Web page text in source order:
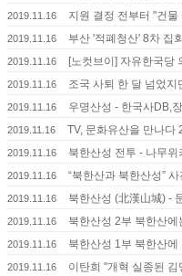
2019.11.16 지원 결정 전부터 "건
2019.11.16 부산 '적폐청산' 8차 집
2019.11.16 [노컷브이] 자유한국당
2019.11.16 조국 사퇴 한 달 넘었
2019.11.16 우명산성 - 한국사DB,
2019.11.16 TV, 문화유산을 만나다
2019.11.16 북한산성 전투 - 나무위
2019.11.16 “북한산과 북한산성”
2019.11.16 북한산성 (北漢山城) -
2019.11.16 북한산성 2부 북한산
2019.11.16 북한산성 1부 북한산에
2019.11.16 이탄희 "개혁 실종된